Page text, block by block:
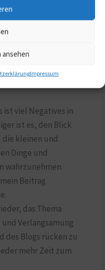
ansehen
Impressum
ist viel Negatives in
ist es, den Blick
die kleinen und
Dinge und
wahrzunehmen.
Beitrag
das Thema
Verlangsamung
des Blogs rücken zu
mehr Zeit zum